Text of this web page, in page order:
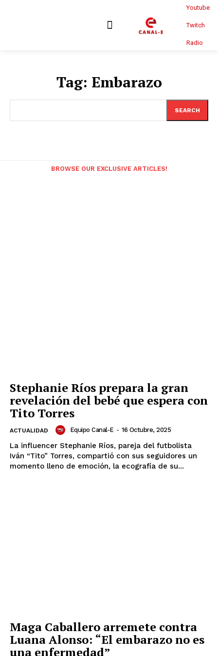
Youtube
Twitch
Radio
Tag: Embarazo
SEARCH
BROWSE OUR EXCLUSIVE ARTICLES!
Stephanie Ríos prepara la gran
revelación del bebé que espera con
Tito Torres
ACTUALIDAD Equipo Canal-E - 16 Octubre, 2025
La influencer Stephanie Ríos, pareja del futbolista
Iván “Tito” Torres, compartió con sus seguidores un
momento lleno de emoción, la ecografía de su...
Maga Caballero arremete contra
Luana Alonso: “El embarazo no es
una enfermedad”